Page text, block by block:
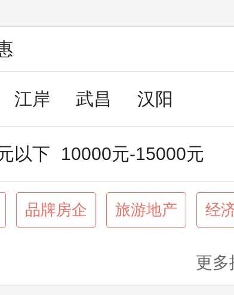
江岸 武昌 汉阳
新
以下 10000元-15000元
-20000元 20000元-25000
品牌房企 旅游地产 经
更多